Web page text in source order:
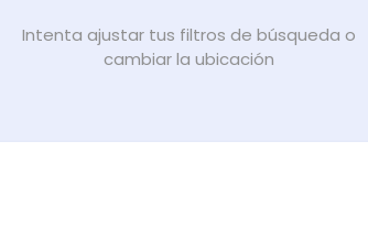
Intenta ajustar tus filtros de búsqueda o
cambiar la ubicación